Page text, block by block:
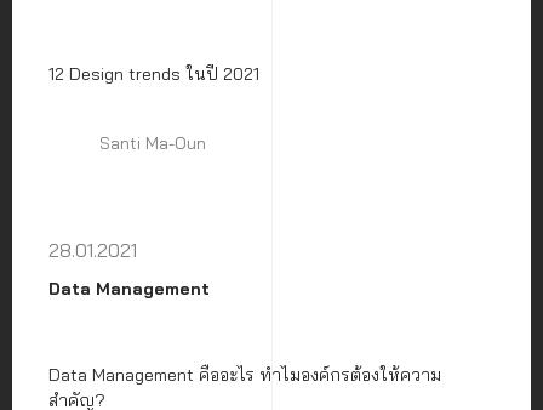
12 Design trends ในปี 2021
Santi Ma-Oun
28.01.2021
Data Management
Data Management คืออะไร ทำไมองค์กรต้องให้ความ
สำคัญ?